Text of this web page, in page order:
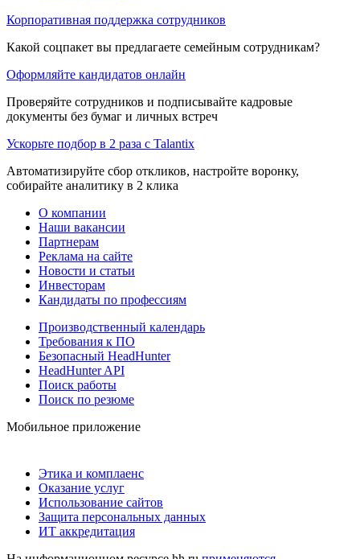
Корпоративная поддержка сотрудников
Какой соцпакет вы предлагаете семейным сотрудникам?
Оформляйте кандидатов онлайн
Проверяйте сотрудников и подписывайте кадровые
документы без бумаг и личных встреч
Ускорьте подбор в 2 раза с Talantix
Автоматизируйте сбор откликов, настройте воронку,
собирайте аналитику в 2 клика
О компании
Наши вакансии
Партнерам
Реклама на сайте
Новости и статьи
Инвесторам
Кандидаты по профессиям
Производственный календарь
Требования к ПО
Безопасный HeadHunter
HeadHunter API
Поиск работы
Поиск по резюме
Мобильное приложение
Этика и комплаенс
Оказание услуг
Использование сайтов
Защита персональных данных
ИТ аккредитация